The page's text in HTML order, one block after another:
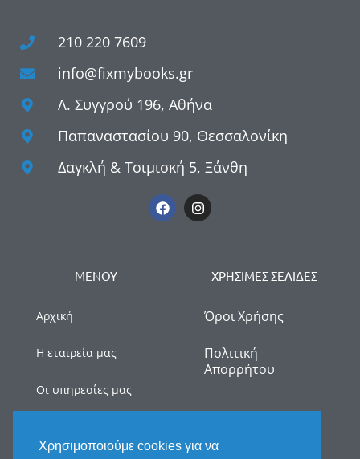
210 220 7609
info@fixmybooks.gr
Λ. Συγγρού 196, Αθήνα
Παπαναστασίου 90, Θεσσαλονίκη
Δαγκλή & Τσιμισκή 5, Ξάνθη
ΜΕΝΟΥ
Αρχική
Η εταιρεία μας
Οι υπηρεσίες μας
ΧΡΗΣΙΜΕΣ ΣΕΛΙΔΕΣ
Όροι Χρήσης
Πολιτική
Απορρήτου
Χρησιμοποιούμε cookies για να